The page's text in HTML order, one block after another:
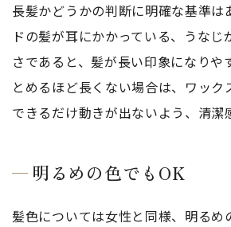
長髪かどうかの判断に明確な基準は
ドの髪が耳にかかっている、うな
さであると、髪が長い印象になりや
とめるほど長くない場合は、ワック
できるだけ動きが出ないよう、清潔
明るめの色でもOK
髪色については女性と同様、明るめ